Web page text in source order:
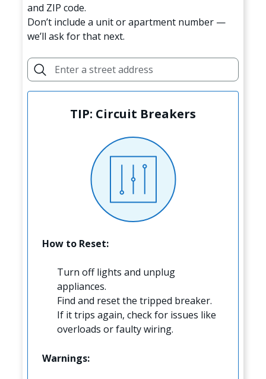
and ZIP code.
Don’t include a unit or apartment number —
we’ll ask for that next.
TIP: Circuit Breakers
How to Reset:
Turn off lights and unplug
appliances.
Find and reset the tripped breaker.
If it trips again, check for issues like
overloads or faulty wiring.
Warnings: